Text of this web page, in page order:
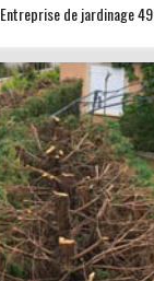
Entreprise de jardinage 49